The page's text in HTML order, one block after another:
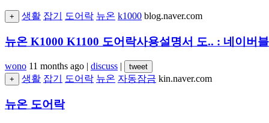
+ 생활 잡기 도어락 뉴온 k1000 blog.naver.com
뉴온 K1000 K1100 도어락사용설명서 도.. : 네이버
wono 11 months ago | discuss |
tweet
+
생활 잡기 도어락 뉴온 자동잠금 kin.naver.com
뉴온 도어락